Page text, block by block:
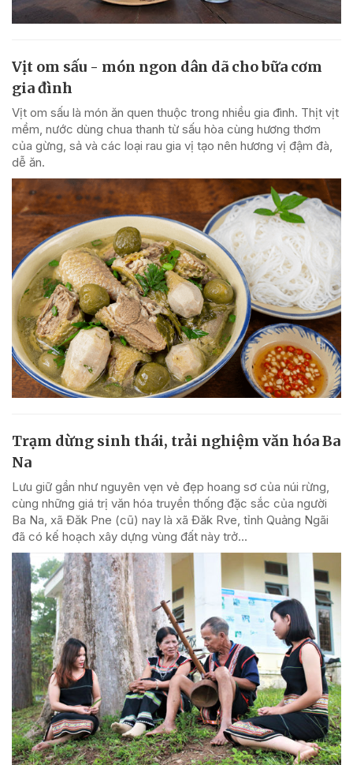
Vịt om sấu - món ngon dân dã cho bữa cơm
gia đình
Vịt om sấu là món ăn quen thuộc trong nhiều gia đình. Thịt vịt
mềm, nước dùng chua thanh từ sấu hòa cùng hương thơm
của gừng, sả và các loại rau gia vị tạo nên hương vị đậm đà,
dễ ăn.
Trạm dừng sinh thái, trải nghiệm văn hóa Ba
Na
Lưu giữ gần như nguyên vẹn vẻ đẹp hoang sơ của núi rừng,
cùng những giá trị văn hóa truyền thống đặc sắc của người
Ba Na, xã Đăk Pne (cũ) nay là xã Đăk Rve, tỉnh Quảng Ngãi
đã có kế hoạch xây dựng vùng đất này trở...